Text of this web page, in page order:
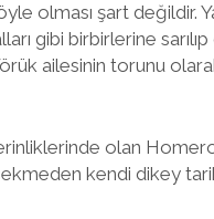
olması şart değildir.
gibi birbirlerine
ailesinin torunu
olan
kendi dikey